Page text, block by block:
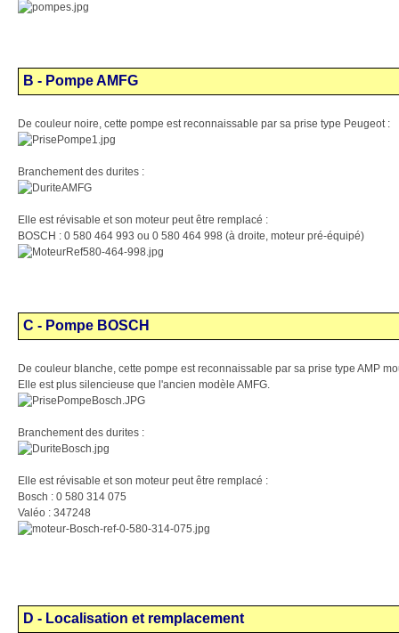
B - Pompe AMFG
De couleur noire, cette pompe est reconnaissable par sa prise type Peugeot :
Branchement des durites :
Elle est révisable et son moteur peut être remplacé :
BOSCH : 0 580 464 993 ou 0 580 464 998 (à droite, moteur pré-équipé)
C - Pompe BOSCH
De couleur blanche, cette pompe est reconnaissable par sa prise type AMP
Elle est plus silencieuse que l'ancien modèle AMFG.
Branchement des durites :
Elle est révisable et son moteur peut être remplacé :
Bosch : 0 580 314 075
Valéo : 347248
D - Localisation et remplacement